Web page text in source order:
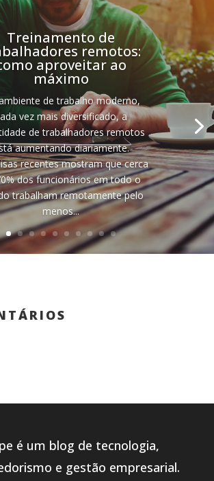
Treinamento de
remotos:
aproveitar ao
máximo
de trabalho moderno,
vez mais diversificado, a
de trabalhadores remotos
aumentando diariamente.
recentes mostram que cerca
dos funcionários em todo o
trabalham remotamente pelo
menos...
é um blog de tecnologia,
e gestão empresarial.